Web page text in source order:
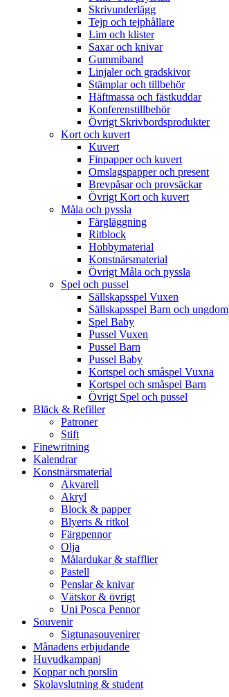
Skrivunderlägg
Tejp och tejphållare
Lim och klister
Saxar och knivar
Gummiband
Linjaler och gradskivor
Stämplar och tillbehör
Häftmassa och fästkuddar
Konferenstillbehör
Övrigt Skrivbordsprodukter
Kort och kuvert
Kuvert
Finpapper och kuvert
Omslagspapper och present
Brevpåsar och provsäckar
Övrigt Kort och kuvert
Måla och pyssla
Färgläggning
Ritblock
Hobbymaterial
Konstnärsmaterial
Övrigt Måla och pyssla
Spel och pussel
Sällskapsspel Vuxen
Sällskapsspel Barn och ungdom
Spel Baby
Pussel Vuxen
Pussel Barn
Pussel Baby
Kortspel och småspel Vuxna
Kortspel och småspel Barn
Övrigt Spel och pussel
Bläck & Refiller
Patroner
Stift
Finewritning
Kalendrar
Konstnärsmaterial
Akvarell
Akryl
Block & papper
Blyerts & ritkol
Färgpennor
Olja
Målardukar & stafflier
Pastell
Penslar & knivar
Vätskor & övrigt
Uni Posca Pennor
Souvenir
Sigtunasouvenirer
Månadens erbjudande
Huvudkampanj
Koppar och porslin
Skolavslutning & student